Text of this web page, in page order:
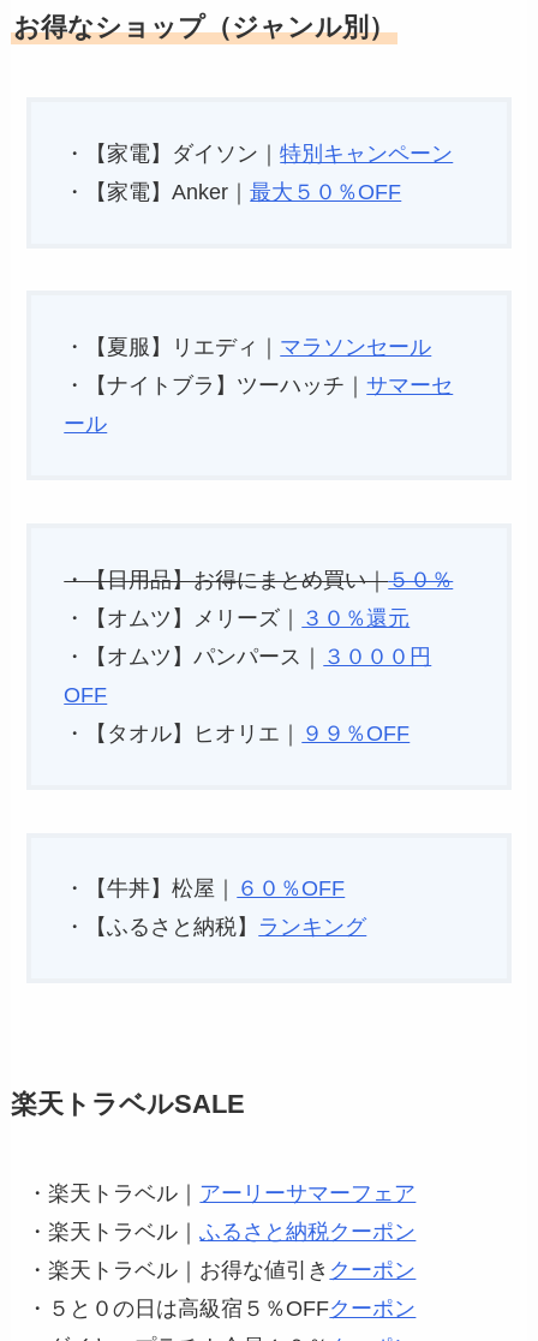
お得なショップ（ジャンル別）
・【家電】ダイソン｜特別キャンペーン
・【家電】Anker｜最大５０％OFF
・【夏服】リエディ｜ マラソンセール
・【ナイトブラ】ツーハッチ｜サマーセ
ール
・【日用品】お得にまとめ買い｜５０％
・【オムツ】メリーズ｜ ３０％還元
・【オムツ】パンパース｜ ３０００円
OFF
・【タオル】ヒオリエ｜ ９９％OFF
・【牛丼】松屋｜
６０％OFF
・【ふるさと納税】 ランキング
楽天トラベルSALE
・楽天トラベル｜ アーリーサマーフェア
・楽天トラベル｜ふるさと納税クーポン
・楽天トラベル｜お得な値引き クーポン
・５と０の日は高級宿５％OFFクーポン